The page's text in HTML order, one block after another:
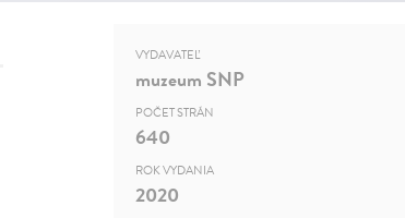
VYDAVATEĽ
muzeum SNP
POČET STRÁN
640
ROK VYDANIA
2020